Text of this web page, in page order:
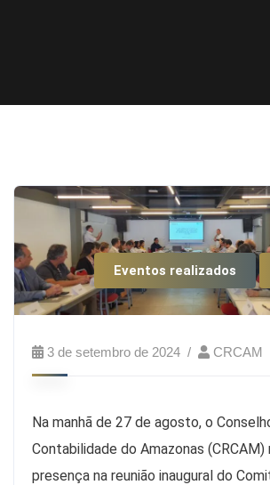
Eventos realizados
3 de setembro de 2024 CRCAM
Na manhã de 27 de agosto, o
Contabilidade do Amazonas (CRCAM)
presença na reunião inaugural do